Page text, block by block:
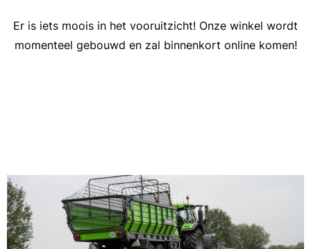
Er is iets moois in het vooruitzicht! Onze winkel wordt
momenteel gebouwd en zal binnenkort online komen!